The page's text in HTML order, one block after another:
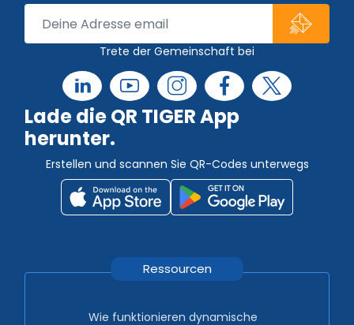
Trete der Gemeinschaft bei
Lade die QR TIGER App
herunter.
Erstellen und scannen Sie QR-Codes unterwegs
Ressourcen
Wie funktionieren dynamische